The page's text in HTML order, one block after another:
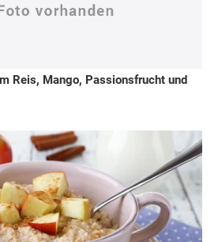
Reis, Mango, Passionsfrucht und